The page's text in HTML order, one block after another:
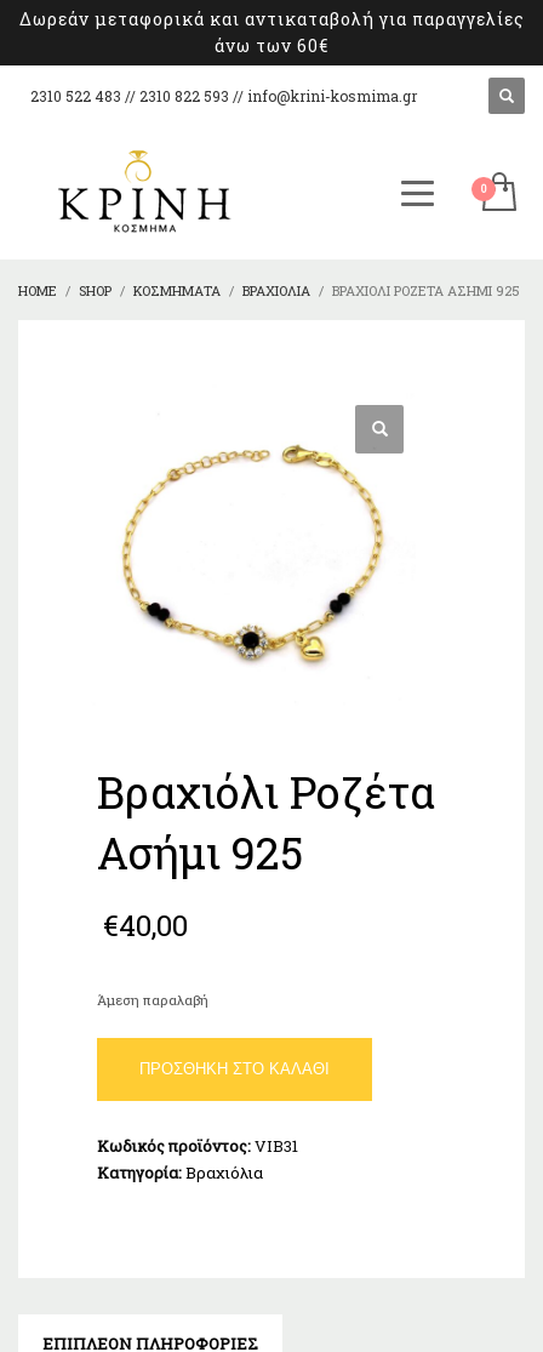
Δωρεάν μεταφορικά και αντικαταβολή για παραγγελίες
άνω των 60€
2310 522 483 // 2310 822 593 // info@krini-kosmima.gr
HOME SHOP ΚΟΣΜΉΜΑΤΑ ΒΡΑΧΙΌΛΙΑ ΒΡΑΧΙΌΛΙ ΡΟΖΈΤΑ ΑΣΉΜΙ 925
Βραχιόλι Ροζέτα
Ασήμι 925
€40,00
Άμεση παραλαβή
Ροζέτα
Ασήμι
ποσότητα
ΠΡΟΣΘΉΚΗ ΣΤΟ ΚΑΛΆΘΙ
Κωδικός προϊόντος:VIB31
Κατηγορία:Βραχιόλια
ΕΠΙΠΛΈΟΝ ΠΛΗΡΟΦΟΡΊΕΣ